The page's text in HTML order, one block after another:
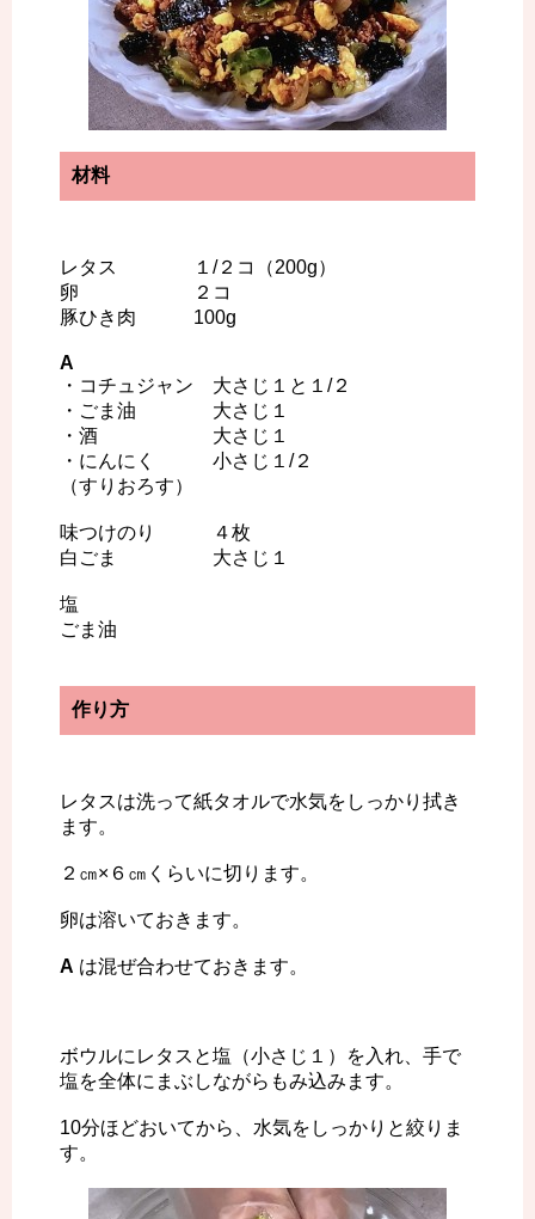
材料
レタス １/２コ（200g）
卵 ２コ
豚ひき肉 100g
A
・コチュジャン 大さじ１と１/２
・ごま油 大さじ１
・酒 大さじ１
・にんにく 小さじ１/２
（すりおろす）
味つけのり ４枚
白ごま 大さじ１
塩
ごま油
作り方
レタスは洗って紙タオルで水気をしっかり拭き
ます。
２㎝×６㎝くらいに切ります。
卵は溶いておきます。
A は混ぜ合わせておきます。
ボウルにレタスと塩（小さじ１）を入れ、手で
塩を全体にまぶしながらもみ込みます。
10分ほどおいてから、水気をしっかりと絞りま
す。